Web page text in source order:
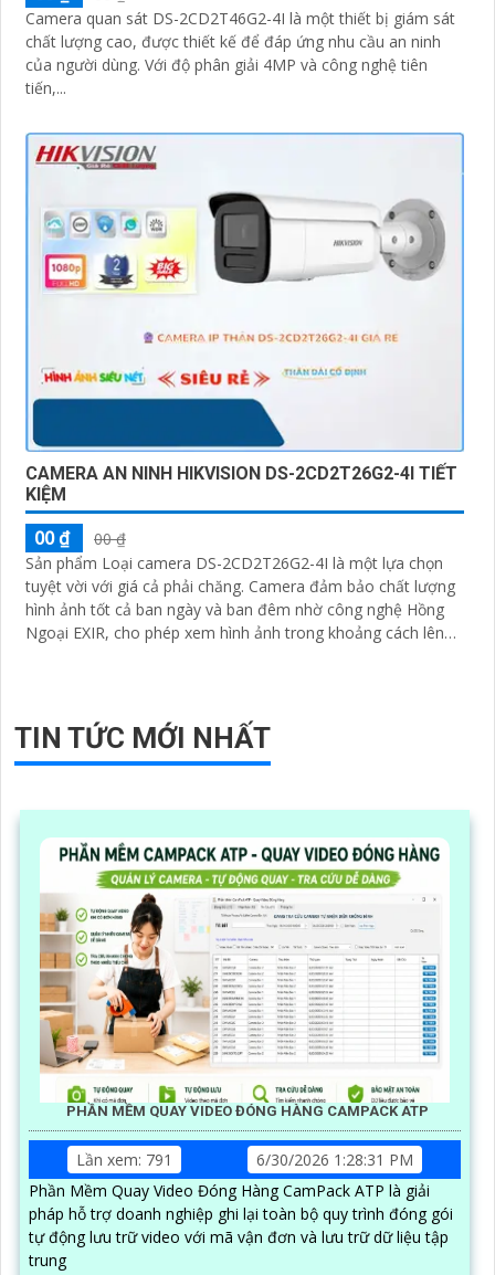
Camera quan sát DS-2CD2T46G2-4I là một thiết bị giám sát
chất lượng cao, được thiết kế để đáp ứng nhu cầu an ninh
của người dùng. Với độ phân giải 4MP và công nghệ tiên
tiến,...
CAMERA AN NINH HIKVISION DS-2CD2T26G2-4I TIẾT
KIỆM
00 ₫
00 ₫
Sản phẩm Loại camera DS-2CD2T26G2-4I là một lựa chọn
tuyệt vời với giá cả phải chăng. Camera đảm bảo chất lượng
hình ảnh tốt cả ban ngày và ban đêm nhờ công nghệ Hồng
Ngoại EXIR, cho phép xem hình ảnh trong khoảng cách lên
TIN TỨC MỚI NHẤT
PHẦN MỀM QUAY VIDEO ĐÓNG HÀNG CAMPACK ATP
Lần xem: 791
6/30/2026 1:28:31 PM
Phần Mềm Quay Video Đóng Hàng CamPack ATP là giải
pháp hỗ trợ doanh nghiệp ghi lại toàn bộ quy trình đóng gói
tự động lưu trữ video với mã vận đơn và lưu trữ dữ liệu tập
trung